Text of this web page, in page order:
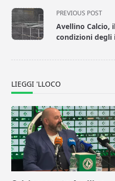
<span
class="nav-
subtitle
screen-
PREVIOUS POST
Avellino Calcio,
condizioni
LIEGGI 'LLOCO